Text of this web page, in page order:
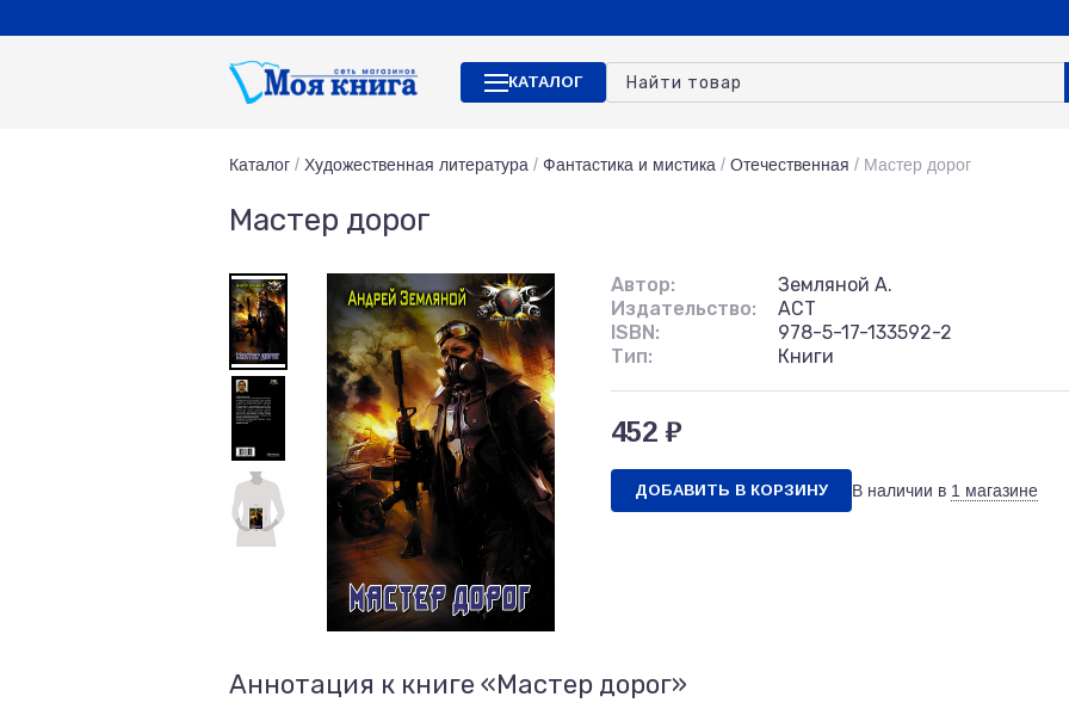
КАТАЛОГ
Каталог / Художественная литература / Фантастика и мистика / Отечественная / Мастер дорог
Мастер дорог
Автор:
Земляной А.
Издательство:
АСТ
ISBN:
978-5-17-133592-2
Тип:
Книги
452 ₽
ДОБАВИТЬ В КОРЗИНУ В наличии в 1 магазине
Аннотация к книге «Мастер дорог»